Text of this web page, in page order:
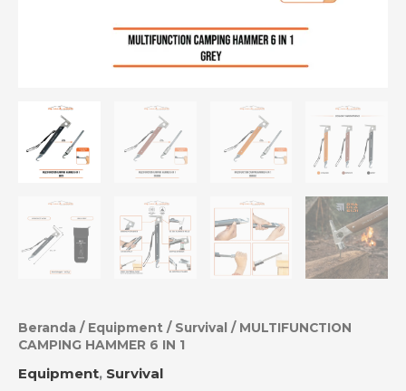
Beranda / Equipment / Survival / MULTIFUNCTION
CAMPING HAMMER 6 IN 1
Equipment, Survival